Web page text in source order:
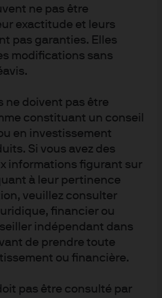
ne pas être
exactitude et leurs
pas garanties. Elles
modifications sans
ne doivent pas être
constituant un conseil
en investissement
Si vous avez des
informations figurant sur
à leur pertinence
veuillez consulter
financier ou
indépendant dans
de prendre toute
ou financière.
pas être consulté par
et par les ETF investis
à gestion active, comme
de connaissance des clients
complet pour avoir accès aux
l’étude.
le rapport